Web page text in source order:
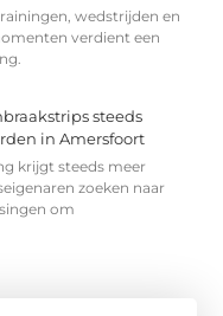
wedstrijden en
verdient een
steeds
in Amersfoort
krijgt steeds meer
zoeken naar
om